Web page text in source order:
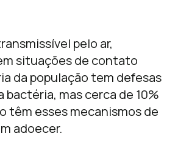
pelo ar,
situações de contato
da população tem defesas
mas cerca de 10%
têm esses mecanismos de
adoecer.